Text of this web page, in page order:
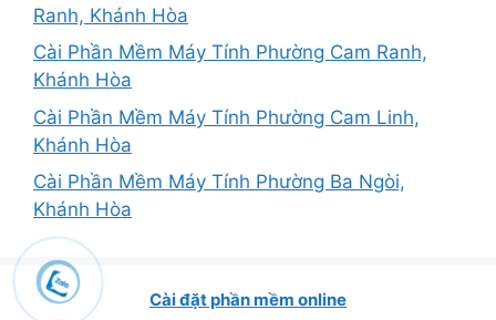
Ranh, Khánh Hòa
Cài Phần Mềm Máy Tính Phường Cam Ranh,
Khánh Hòa
Cài Phần Mềm Máy Tính Phường Cam Linh,
Khánh Hòa
Cài Phần Mềm Máy Tính Phường Ba Ngòi,
Khánh Hòa
Cài đặt phần mềm online